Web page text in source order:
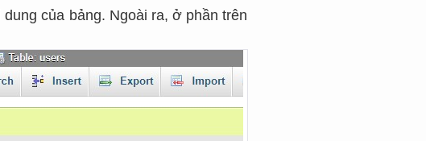
của bảng. Ngoài ra, ở phần trên